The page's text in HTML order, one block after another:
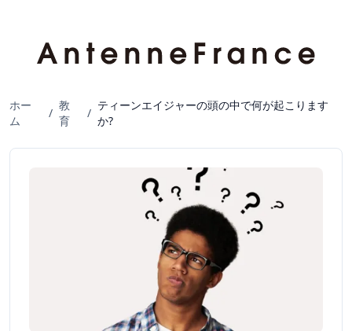
ホー
ム
/
教
育
/
ティーンエイジャーの頭の中で何が起こります
か?